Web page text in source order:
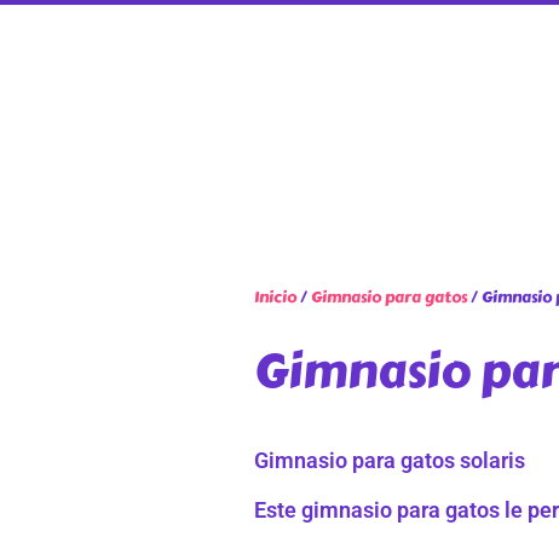
Inicio/Gimnasio para gatos/ Gimnasio
Gimnasio
Gimnasio para gatos solaris
Este gimnasio para gatos le